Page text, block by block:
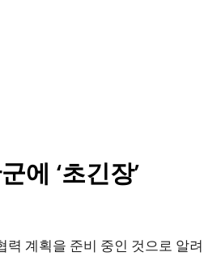
에 ‘초긴장’
계획을 준비 중인 것으로 알